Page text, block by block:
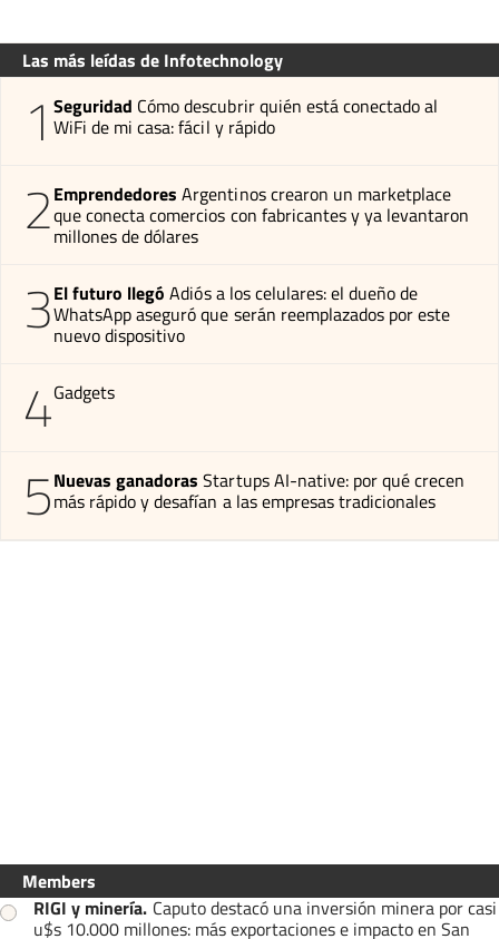
Las más leídas de Infotechnology
1 Seguridad Cómo descubrir quién está conectado al
WiFi de mi casa: fácil y rápido
2Emprendedores Argentinos crearon un marketplace
que conecta comercios con fabricantes y ya levantaron
millones de dólares
3El futuro llegó Adiós a los celulares: el dueño de
WhatsApp aseguró que serán reemplazados por este
nuevo dispositivo
4Gadgets
5Nuevas ganadoras Startups AI-native: por qué crecen
más rápido y desafían a las empresas tradicionales
Members
RIGI y minería. Caputo destacó una inversión minera por casi
u$s 10.000 millones: más exportaciones e impacto en San